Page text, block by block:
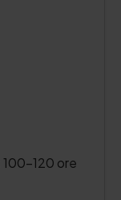
100-120 ore